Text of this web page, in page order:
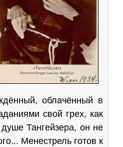
облачённый в
свой грех, как
Тангейзера, он не
Менестрель готов к